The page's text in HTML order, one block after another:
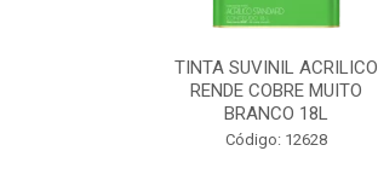
TINTA SUVINIL ACRILICO
RENDE COBRE MUITO
BRANCO 18L
Código: 12628